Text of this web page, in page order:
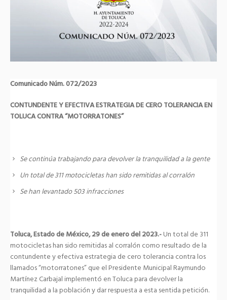
Comunicado Núm. 072/2023
CONTUNDENTE Y EFECTIVA ESTRATEGIA DE CERO TOLERANCIA EN
TOLUCA CONTRA “MOTORRATONES”
Se continúa trabajando para devolver la tranquilidad a la gente
Un total de 311 motocicletas han sido remitidas al corralón
Se han levantado 503 infracciones
Toluca, Estado de México, 29 de enero del 2023.-Un total de 311
motocicletas han sido remitidas al corralón como resultado de la
contundente y efectiva estrategia de cero tolerancia contra los
llamados “motorratones” que el Presidente Municipal Raymundo
Martínez Carbajal implementó en Toluca para devolver la
tranquilidad a la población y dar respuesta a esta sentida petición.